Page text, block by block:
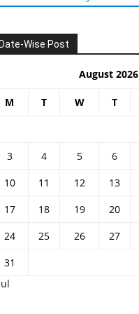
Wise Post
August 2026
M T W T
3
4 5 6
10
11 12 13
17
18 19 20
24
25 26 27
31